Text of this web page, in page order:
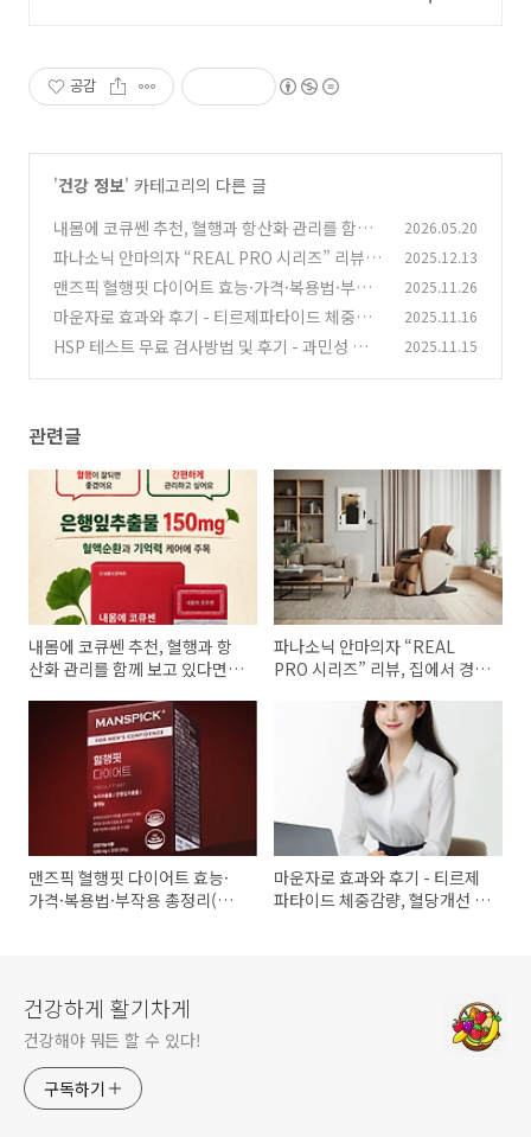
공감
'건강 정보' 카테고리의 다른 글
내몸에 코큐쎈 추천, 혈행과 항산화 관리를 함께
보고 있다면 확인할 제품
(0)
2026.05.20
파나소닉 안마의자 “REAL PRO 시리즈” 리뷰,
집에서 경험하는 호텔식 힐링의 완성 (0)
2025.12.13
맨즈픽 혈행핏 다이어트 효능·가격·복용법·부작
용 총정리(내돈내산 후기 포함) (0)
2025.11.26
마운자로 효과와 후기 - 티르제파타이드 체중감
량, 혈당개선 실제 경험 (0)
2025.11.16
HSP 테스트 무료 검사방법 및 후기 - 과민성 성향
2025.11.15
관련글
내몸에 코큐쎈 추천, 혈행과 항
산화 관리를 함께 보고 있다면
파나소닉 안마의자 “REAL
PRO 시리즈” 리뷰, 집에서 경험
맨즈픽 혈행핏 다이어트 효능·
가격·복용법·부작용 총정리(내
마운자로 효과와 후기 - 티르제
파타이드 체중감량, 혈당개선 실
건강하게 활기차게
건강해야 뭐든 할 수 있다!
구독하기